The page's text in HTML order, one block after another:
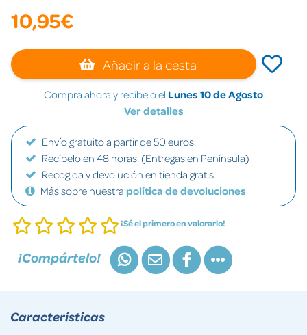
10,95€
Añadir a la cesta
Compra ahora y recíbelo el Lunes 10 de Agosto
Ver detalles
Envío gratuito a partir de 50 euros.
Recíbelo en 48 horas. (Entregas en Península)
Recogida y devolución en tienda gratis.
Más sobre nuestra política de devoluciones
¡Sé el primero en valorarlo!
¡Compártelo!
Características